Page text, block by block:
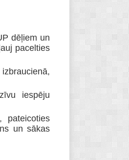
dēļiem un
pacelties
iespēju
pateicoties
un sākas